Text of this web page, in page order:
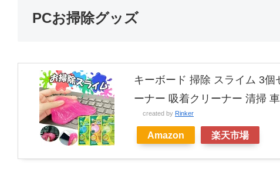
PCお掃除グッズ
キーボード 掃除 スライム 3
ーナー 吸着クリーナー 清掃
created by Rinker
Amazon 楽天市場